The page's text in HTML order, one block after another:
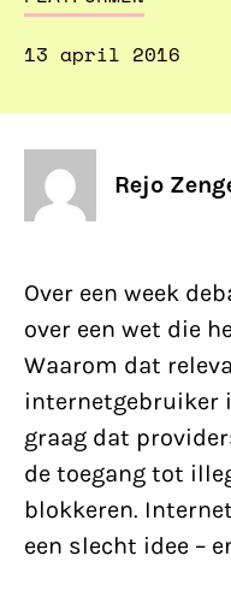
13 april 2016
Rejo
Over een week
over een wet die
Waarom dat
internetgebruiker
graag dat
de toegang tot
blokkeren.
een slecht idee –